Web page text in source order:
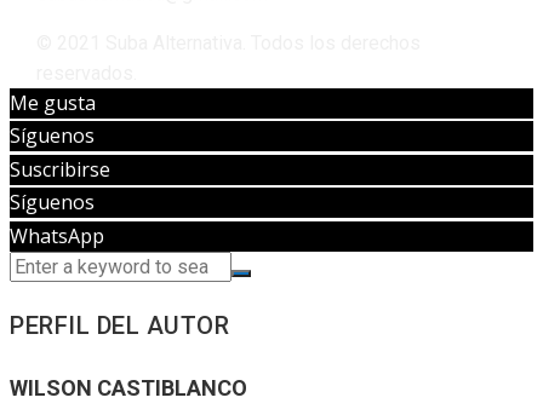
Me gusta
Síguenos
Suscribirse
Síguenos
WhatsApp
PERFIL DEL AUTOR
WILSON CASTIBLANCO